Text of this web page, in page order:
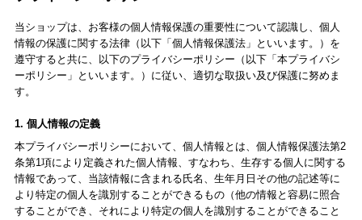
当ショップは、お客様の個人情報保護の重要性について認識し、個人
情報の保護に関する法律（以下「個人情報保護法」といいます。）を
遵守すると共に、以下のプライバシーポリシー（以下「本プライバシ
ーポリシー」といいます。）に従い、適切な取扱い及び保護に努めま
す。
1. 個人情報の定義
本プライバシーポリシーにおいて、個人情報とは、個人情報保護法第2
条第1項により定義された個人情報、すなわち、生存する個人に関する
情報であって、当該情報に含まれる氏名、生年月日その他の記述等に
より特定の個人を識別することができるもの（他の情報と容易に照合
することができ、それにより特定の個人を識別することができること